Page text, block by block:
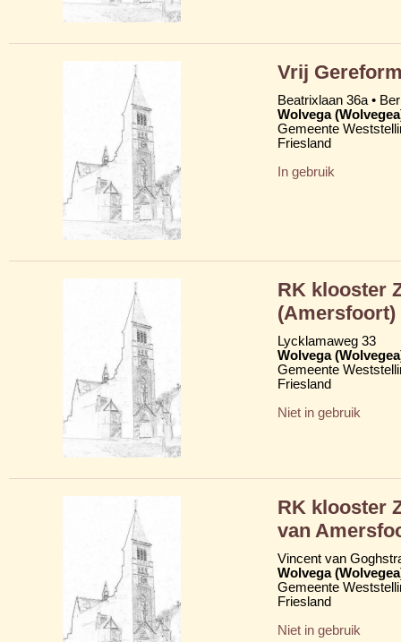
Vrij
Beatrixlaan 36a •
Wolvega
Gemeente
Friesland
In gebruik
RK klooster
(Amersfoort)
Lycklamaweg 33
Wolvega
Gemeente
Friesland
Niet in gebruik
RK klooster
van
Vincent van
Wolvega
Gemeente
Friesland
Niet in gebruik